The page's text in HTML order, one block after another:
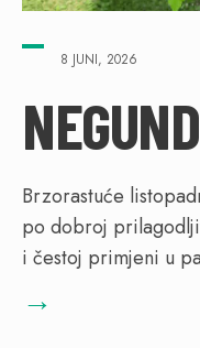
8 JUNI, 2026
Brzorastuće
po dobroj
i čestoj primjeni u
→